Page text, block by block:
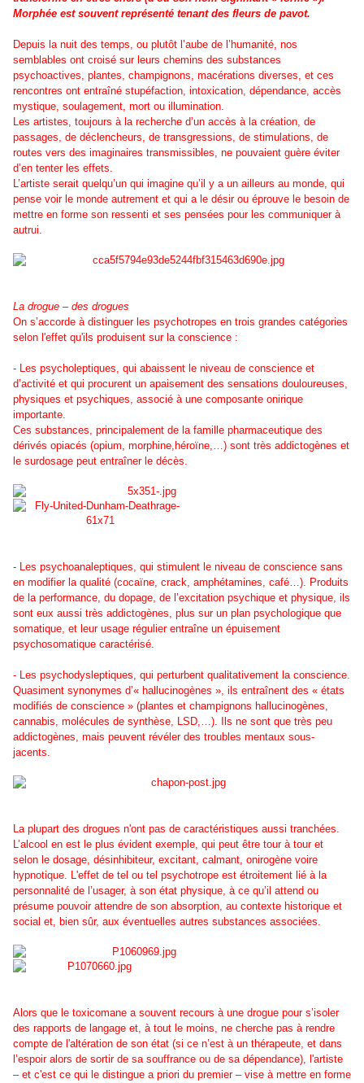
Morphée est souvent représenté tenant des fleurs de pavot.
Depuis la nuit des temps, ou plutôt l’aube de l’humanité, nos
semblables ont croisé sur leurs chemins des substances
psychoactives, plantes, champignons, macérations diverses, et ces
rencontres ont entraîné stupéfaction, intoxication, dépendance, accès
mystique, soulagement, mort ou illumination.
Les artistes, toujours à la recherche d’un accès à la création, de
passages, de déclencheurs, de transgressions, de stimulations, de
routes vers des imaginaires transmissibles, ne pouvaient guère éviter
d’en tenter les effets.
L’artiste serait quelqu’un qui imagine qu’il y a un ailleurs au monde, qui
pense voir le monde autrement et qui a le désir ou éprouve le besoin de
mettre en forme son ressenti et ses pensées pour les communiquer à
autrui.
La drogue – des drogues
On s’accorde à distinguer les psychotropes en trois grandes catégories
selon l'effet qu'ils produisent sur la conscience :
- Les psycholeptiques, qui abaissent le niveau de conscience et
d’activité et qui procurent un apaisement des sensations douloureuses,
physiques et psychiques, associé à une composante onirique
importante.
Ces substances, principalement de la famille pharmaceutique des
dérivés opiacés (opium, morphine,héroïne,…) sont très addictogènes et
le surdosage peut entraîner le décès.
- Les psychoanaleptiques, qui stimulent le niveau de conscience sans
en modifier la qualité (cocaïne, crack, amphétamines, café…). Produits
de la performance, du dopage, de l’excitation psychique et physique, ils
sont eux aussi très addictogènes, plus sur un plan psychologique que
somatique, et leur usage régulier entraîne un épuisement
psychosomatique caractérisé.
- Les psychodysleptiques, qui perturbent qualitativement la conscience.
Quasiment synonymes d’« hallucinogènes », ils entraînent des « états
modifiés de conscience » (plantes et champignons hallucinogènes,
cannabis, molécules de synthèse, LSD,…). Ils ne sont que très peu
addictogènes, mais peuvent révéler des troubles mentaux sous-
jacents.
La plupart des drogues n'ont pas de caractéristiques aussi tranchées.
L’alcool en est le plus évident exemple, qui peut être tour à tour et
selon le dosage, désinhibiteur, excitant, calmant, onirogène voire
hypnotique. L'effet de tel ou tel psychotrope est étroitement lié à la
personnalité de l’usager, à son état physique, à ce qu’il attend ou
présume pouvoir attendre de son absorption, au contexte historique et
social et, bien sûr, aux éventuelles autres substances associées.
Alors que le toxicomane a souvent recours à une drogue pour s’isoler
des rapports de langage et, à tout le moins, ne cherche pas à rendre
compte de l'altération de son état (si ce n’est à un thérapeute, et dans
l’espoir alors de sortir de sa souffrance ou de sa dépendance), l'artiste
– et c'est ce qui le distingue a priori du premier – vise à mettre en forme